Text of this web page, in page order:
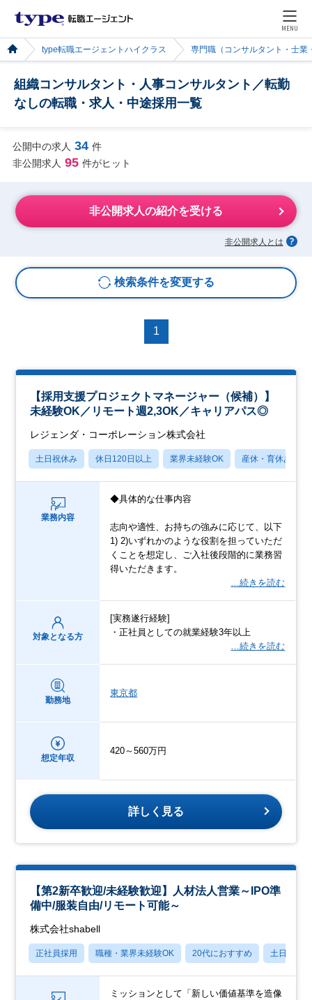
MENU
type転職エージェントハイクラス 専門職（コンサルタント・士業
組織コンサルタント・人事コンサルタント／転勤
なしの転職・求人・中途採用一覧
公開中の求人 34 件
非公開求人 95 件がヒット
非公開求人の紹介を受ける
非公開求人とは
検索条件を変更する
1
【採用支援プロジェクトマネージャー（候補）】
未経験OK／リモート週2,3OK／キャリアパス◎
レジェンダ・コーポレーション株式会社
土日祝休み 休日120日以上 業界未経験OK 産休・育休あり
業務内容
◆具体的な仕事内容
志向や適性、お持ちの強みに応じて、以下
1) 2)いずれかのような役割を担っていただ
くことを想定し、ご入社後段階的に業務習
得いただきます。
…続きを読む
対象となる方
[実務遂行経験]
・正社員としての就業経験3年以上
…続きを読む
勤務地
東京都
想定年収
420～560万円
詳しく見る
【第2新卒歓迎/未経験歓迎】人材法人営業～IPO準
備中/服装自由/リモート可能～
株式会社shabell
正社員採用 職種・業界未経験OK 20代におすすめ 土日祝休み
ミッションとして「新しい価値基準を造像